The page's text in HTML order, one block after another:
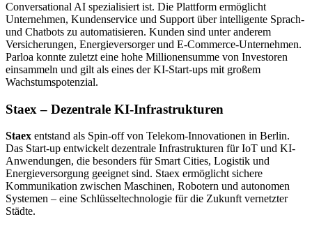
Conversational AI spezialisiert ist. Die Plattform ermöglicht
Unternehmen, Kundenservice und Support über intelligente Sprach-
und Chatbots zu automatisieren. Kunden sind unter anderem
Versicherungen, Energieversorger und E-Commerce-Unternehmen.
Parloa konnte zuletzt eine hohe Millionensumme von Investoren
einsammeln und gilt als eines der KI-Start-ups mit großem
Wachstumspotenzial.
Staex – Dezentrale KI-Infrastrukturen
Staex entstand als Spin-off von Telekom-Innovationen in Berlin.
Das Start-up entwickelt dezentrale Infrastrukturen für IoT und KI-
Anwendungen, die besonders für Smart Cities, Logistik und
Energieversorgung geeignet sind. Staex ermöglicht sichere
Kommunikation zwischen Maschinen, Robotern und autonomen
Systemen – eine Schlüsseltechnologie für die Zukunft vernetzter
Städte.